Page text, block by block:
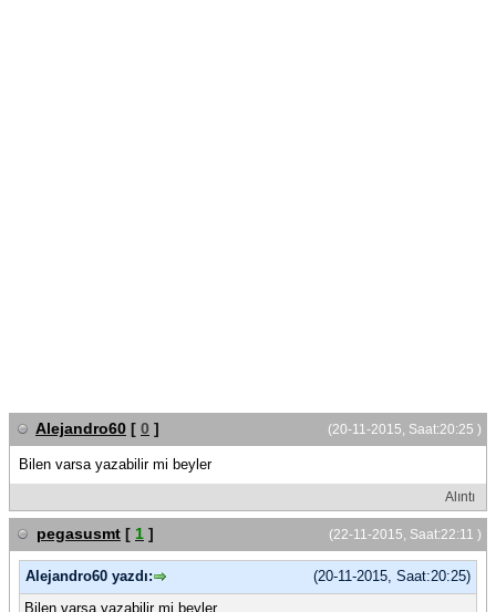
(20-11-2015, Saat:20:25 )
Alejandro60 [ 0 ]
Bilen varsa yazabilir mi beyler
Alıntı
(22-11-2015, Saat:22:11 )
pegasusmt [ 1 ]
(20-11-2015, Saat:20:25)
Alejandro60 yazdı:
Bilen varsa yazabilir mi beyler